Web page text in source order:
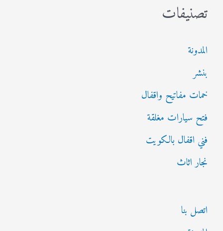
تصنيفات
المدونة
بنشر
خمات مفاتيح واقفال
فتح سيارات مغلقة
فني اقفال بالكويت
نجار اثاث
اتصل بنا